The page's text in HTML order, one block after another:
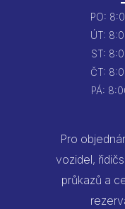
PO:
ÚT:
ST:
ČT:
PÁ:
Pro
vozidel,
průkazů a